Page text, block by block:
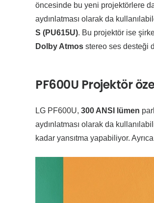
öncesinde bu yeni projektörlere
aydınlatması olarak da
S (PU615U). Bu projektör ise
Dolby Atmos stereo ses desteği
PF600U Projektör
LG PF600U, 300 ANSI lümen
aydınlatması olarak da
kadar yansıtma yapabiliyor. Ayrıca